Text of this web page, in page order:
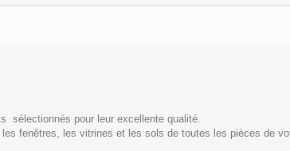
sélectionnés pour leur excellente qualité.
fenêtres, les vitrines et les sols de toutes les pièces de